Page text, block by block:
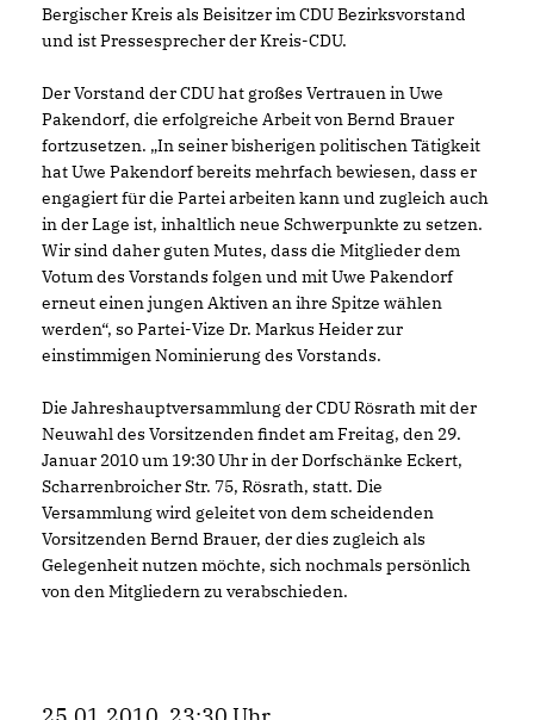
Bergischer Kreis als Beisitzer im CDU Bezirksvorstand
und ist Pressesprecher der Kreis-CDU.
Der Vorstand der CDU hat großes Vertrauen in Uwe
Pakendorf, die erfolgreiche Arbeit von Bernd Brauer
fortzusetzen. „In seiner bisherigen politischen Tätigkeit
hat Uwe Pakendorf bereits mehrfach bewiesen, dass er
engagiert für die Partei arbeiten kann und zugleich auch
in der Lage ist, inhaltlich neue Schwerpunkte zu setzen.
Wir sind daher guten Mutes, dass die Mitglieder dem
Votum des Vorstands folgen und mit Uwe Pakendorf
erneut einen jungen Aktiven an ihre Spitze wählen
werden“, so Partei-Vize Dr. Markus Heider zur
einstimmigen Nominierung des Vorstands.
Die Jahreshauptversammlung der CDU Rösrath mit der
Neuwahl des Vorsitzenden findet am Freitag, den 29.
Januar 2010 um 19:30 Uhr in der Dorfschänke Eckert,
Scharrenbroicher Str. 75, Rösrath, statt. Die
Versammlung wird geleitet von dem scheidenden
Vorsitzenden Bernd Brauer, der dies zugleich als
Gelegenheit nutzen möchte, sich nochmals persönlich
von den Mitgliedern zu verabschieden.